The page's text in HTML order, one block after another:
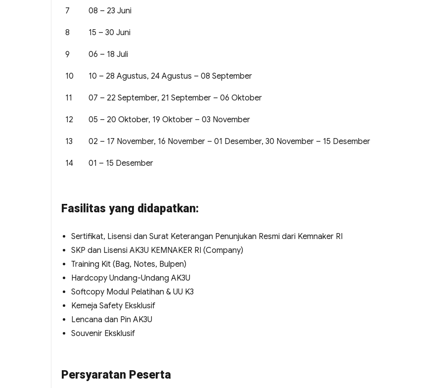
7 08 – 23 Juni
8 15 – 30 Juni
9 06 – 18 Juli
10 10 – 28 Agustus, 24 Agustus – 08 September
11 07 – 22 September, 21 September – 06 Oktober
12 05 – 20 Oktober, 19 Oktober – 03 November
13 02 – 17 November, 16 November – 01 Desember, 30 November – 15 Desember
14 01 – 15 Desember
Fasilitas yang didapatkan:
Sertifikat, Lisensi dan Surat Keterangan Penunjukan Resmi dari Kemnaker RI
SKP dan Lisensi AK3U KEMNAKER RI (Company)
Training Kit (Bag, Notes, Bulpen)
Hardcopy Undang-Undang AK3U
Softcopy Modul Pelatihan & UU K3
Kemeja Safety Eksklusif
Lencana dan Pin AK3U
Souvenir Eksklusif
Persyaratan Peserta